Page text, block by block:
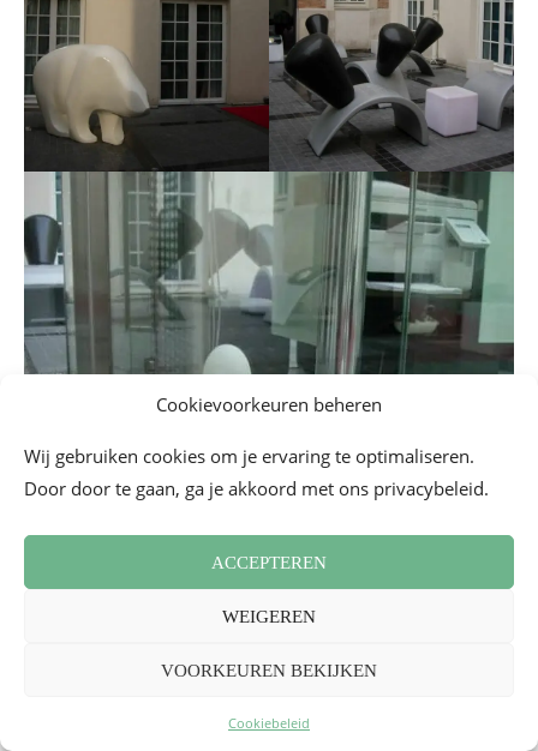
Cookievoorkeuren beheren
Wij gebruiken cookies om je ervaring te optimaliseren.
Door door te gaan, ga je akkoord met ons privacybeleid.
ACCEPTEREN
WEIGEREN
VOORKEUREN BEKIJKEN
Cookiebeleid